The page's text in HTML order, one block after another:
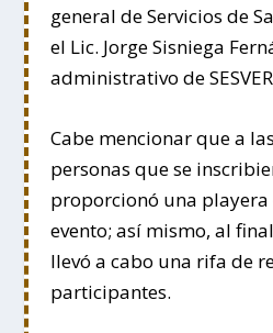
general de Servicios de
el Lic. Jorge Sisniega
administrativo de
Cabe mencionar que a
personas que se
proporcionó una
evento; así mismo, al
llevó a cabo una rifa de
participantes.